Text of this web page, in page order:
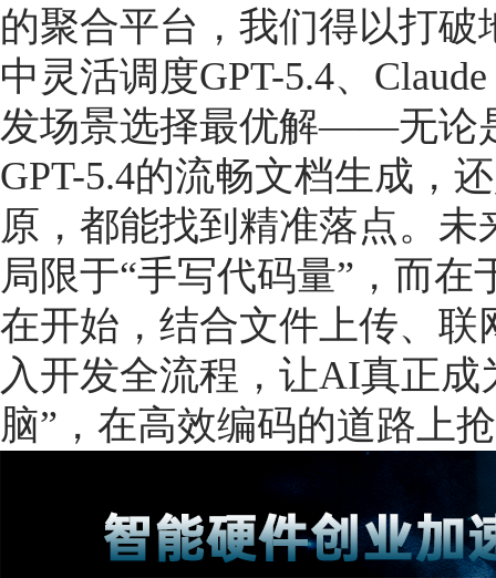
的聚合平台，我们得以打
中灵活调度GPT-5.4、
发场景选择最优解——无论
GPT-5.4的流畅文档生成，
原，都能找到精准落点。
局限于“手写代码量”，而
在开始，结合文件上传、
入开发全流程，让AI真正
脑”，在高效编码的道路上